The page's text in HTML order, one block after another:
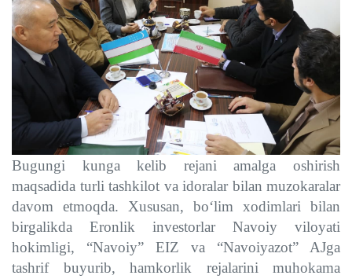
Bugungi kunga kelib rejani amalga oshirish
maqsadida turli tashkilot va idoralar bilan muzokaralar
davom etmoqda. Xususan, bo‘lim xodimlari bilan
birgalikda Eronlik investorlar Navoiy viloyati
hokimligi, “Navoiy” EIZ va “Navoiyazot” AJga
tashrif buyurib, hamkorlik rejalarini muhokama